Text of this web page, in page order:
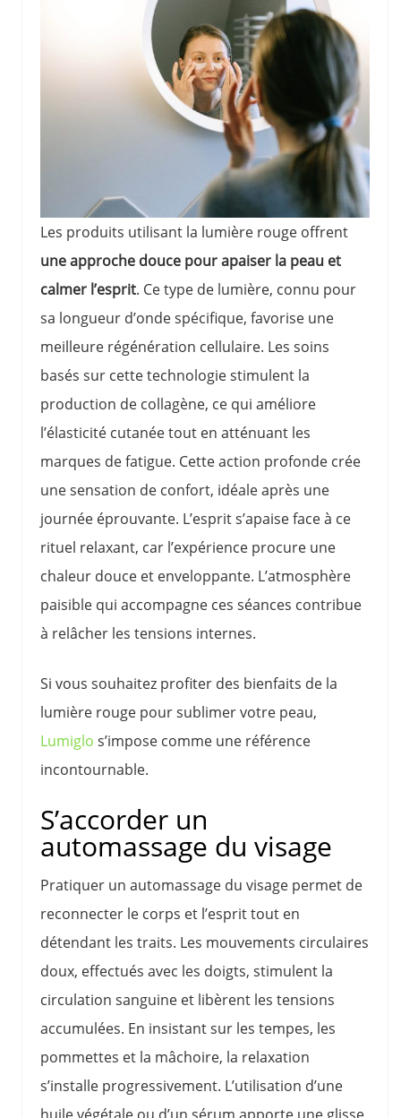
Les produits utilisant la lumière rouge offrent
une approche douce pour apaiser la peau et
calmer l’esprit. Ce type de lumière, connu pour
sa longueur d’onde spécifique, favorise une
meilleure régénération cellulaire. Les soins
basés sur cette technologie stimulent la
production de collagène, ce qui améliore
l’élasticité cutanée tout en atténuant les
marques de fatigue. Cette action profonde crée
une sensation de confort, idéale après une
journée éprouvante. L’esprit s’apaise face à ce
rituel relaxant, car l’expérience procure une
chaleur douce et enveloppante. L’atmosphère
paisible qui accompagne ces séances contribue
à relâcher les tensions internes.
Si vous souhaitez profiter des bienfaits de la
lumière rouge pour sublimer votre peau,
Lumiglo s’impose comme une référence
incontournable.
S’accorder un
automassage du visage
Pratiquer un automassage du visage permet de
reconnecter le corps et l’esprit tout en
détendant les traits. Les mouvements circulaires
doux, effectués avec les doigts, stimulent la
circulation sanguine et libèrent les tensions
accumulées. En insistant sur les tempes, les
pommettes et la mâchoire, la relaxation
s’installe progressivement. L’utilisation d’une